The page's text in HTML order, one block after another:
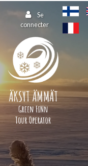
Aller au contenu principal
Se
connecter